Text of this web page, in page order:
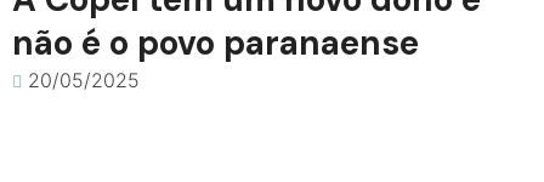
não é o povo paranaense
20/05/2025